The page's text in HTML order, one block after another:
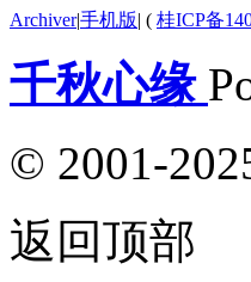
Archiver|手机版| ( 桂ICP备
千秋心缘
© 2001-
返回顶部